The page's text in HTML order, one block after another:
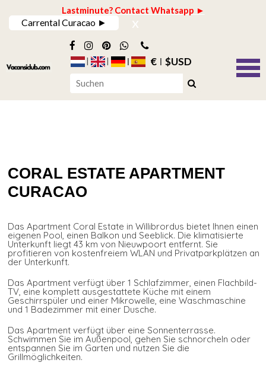
Lastminute? Contact Whatsapp ►
Carrental Curacao ► x
€ $USD
CORAL ESTATE APARTMENT
CURACAO
Das Apartment Coral Estate in Willibrordus bietet Ihnen einen
eigenen Pool, einen Balkon und Seeblick. Die klimatisierte
Unterkunft liegt 43 km von Nieuwpoort entfernt. Sie
profitieren von kostenfreiem WLAN und Privatparkplätzen an
der Unterkunft.
Das Apartment verfügt über 1 Schlafzimmer, einen Flachbild-
TV, eine komplett ausgestattete Küche mit einem
Geschirrspüler und einer Mikrowelle, eine Waschmaschine
und 1 Badezimmer mit einer Dusche.
Das Apartment verfügt über eine Sonnenterrasse.
Schwimmen Sie im Außenpool, gehen Sie schnorcheln oder
entspannen Sie im Garten und nutzen Sie die
Grillmöglichkeiten.